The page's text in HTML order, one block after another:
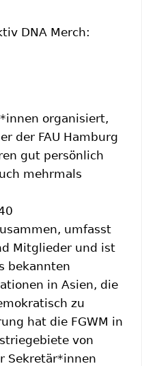
DNA Merch:
organisiert,
der FAU Hamburg
gut persönlich
mehrmals
umfasst
Mitglieder und ist
bekannten
in Asien, die
zu
hat die FGWM in
von
Sekretär*innen